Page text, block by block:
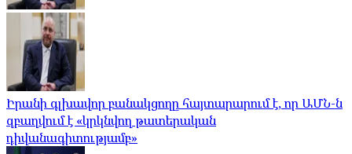
Իրանի գլխավոր բանակցողը հայտարարում է, որ ԱՄՆ-ն
զբաղվում է «կրկնվող թատերական
դիվանագիտությամբ»